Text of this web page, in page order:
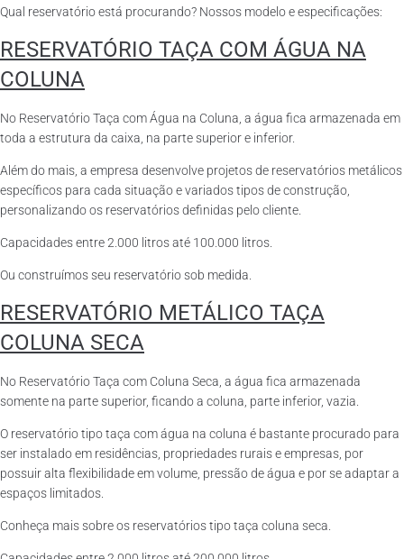
Qual reservatório está procurando? Nossos modelo e especificações:
RESERVATÓRIO TAÇA COM ÁGUA NA
COLUNA
No Reservatório Taça com Água na Coluna, a água fica armazenada em
toda a estrutura da caixa, na parte superior e inferior.
Além do mais, a empresa desenvolve projetos de reservatórios metálicos
específicos para cada situação e variados tipos de construção,
personalizando os reservatórios definidas pelo cliente.
Capacidades entre 2.000 litros até 100.000 litros.
Ou construímos seu reservatório sob medida.
RESERVATÓRIO METÁLICO TAÇA
COLUNA SECA
No Reservatório Taça com Coluna Seca, a água fica armazenada
somente na parte superior, ficando a coluna, parte inferior, vazia.
O reservatório tipo taça com água na coluna é bastante procurado para
ser instalado em residências, propriedades rurais e empresas, por
possuir alta flexibilidade em volume, pressão de água e por se adaptar a
espaços limitados.
Conheça mais sobre os reservatórios tipo taça coluna seca.